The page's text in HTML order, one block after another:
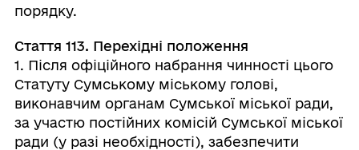
порядку.
Стаття 113. Перехідні положення
1. Після офіційного набрання чинності цього
Статуту Сумському міському голові,
виконавчим органам Сумської міської ради,
за участю постійних комісій Сумської міської
ради (у разі необхідності), забезпечити